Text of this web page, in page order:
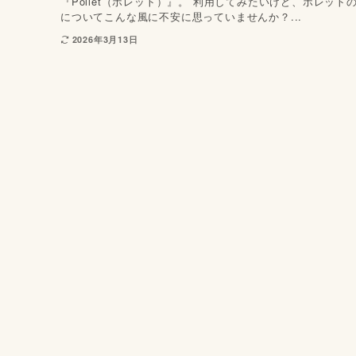
についてこんな風に不安に思っていませんか？...
2026年3月13日